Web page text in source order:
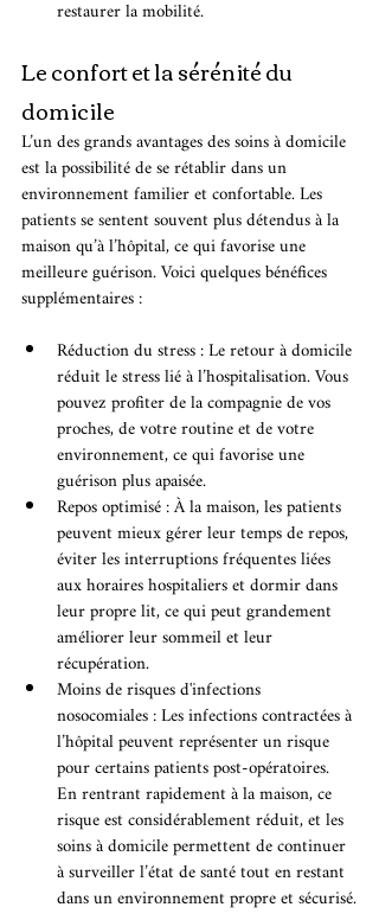
restaurer la mobilité.
Le confort et la sérénité du
domicile
L’un des grands avantages des soins à domicile
est la possibilité de se rétablir dans un
environnement familier et confortable. Les
patients se sentent souvent plus détendus à la
maison qu’à l’hôpital, ce qui favorise une
meilleure guérison. Voici quelques bénéfices
supplémentaires :
Réduction du stress : Le retour à domicile
réduit le stress lié à l’hospitalisation. Vous
pouvez profiter de la compagnie de vos
proches, de votre routine et de votre
environnement, ce qui favorise une
guérison plus apaisée.
Repos optimisé : À la maison, les patients
peuvent mieux gérer leur temps de repos,
éviter les interruptions fréquentes liées
aux horaires hospitaliers et dormir dans
leur propre lit, ce qui peut grandement
améliorer leur sommeil et leur
récupération.
Moins de risques d'infections
nosocomiales : Les infections contractées à
l’hôpital peuvent représenter un risque
pour certains patients post-opératoires.
En rentrant rapidement à la maison, ce
risque est considérablement réduit, et les
soins à domicile permettent de continuer
à surveiller l’état de santé tout en restant
dans un environnement propre et sécurisé.